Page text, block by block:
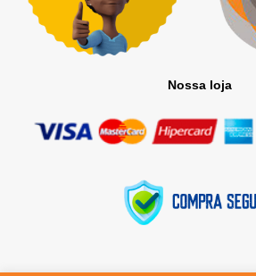
Nossa loja